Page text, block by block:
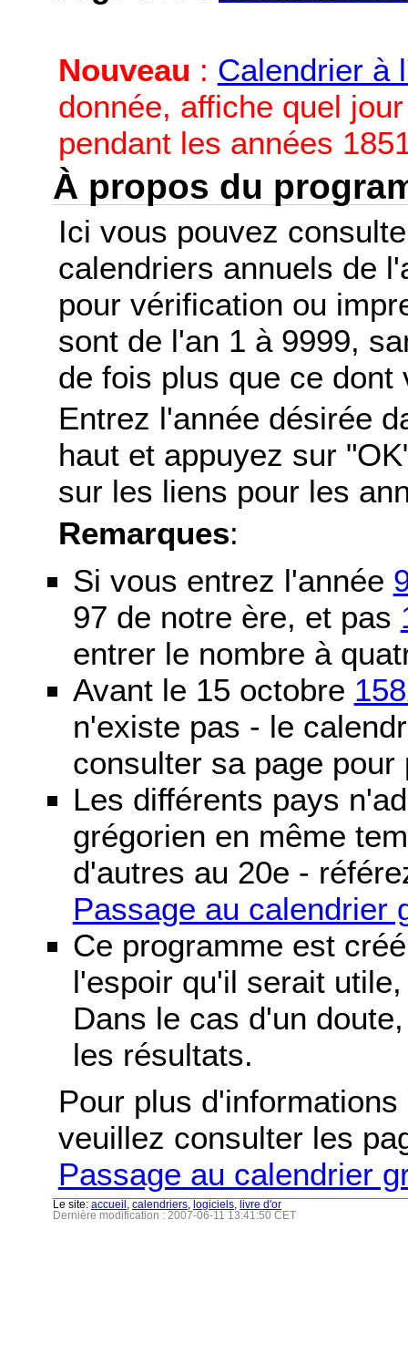
Nouveau : Calendrier à
donnée, affiche quel
pendant les années
À propos du
Ici vous pouvez
calendriers annuels de
pour vérification ou
sont de l'an 1 à 9999,
de fois plus que ce dont
Entrez l'année désirée
haut et appuyez sur
sur les liens pour les
Remarques:
Si vous entrez l'année
97 de notre ère, et pas
entrer le nombre à
Avant le 15 octobre
n'existe pas - le
consulter sa page pour
Les différents pays
grégorien en même
d'autres au 20e -
Passage au calendrier
Ce programme est
l'espoir qu'il serait
Dans le cas d'un
les résultats.
Pour plus
veuillez consulter les
Passage au calendrier
Le site: accueil calendriers logiciels
livre d'or
Dernière modification : 2007-06-11 13:41:50 CET